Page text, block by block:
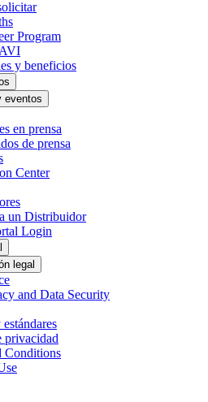
Program
y beneficios
eventos
en prensa
de prensa
Center
un Distribuidor
Login
legal
and Data Security
privacidad
Conditions